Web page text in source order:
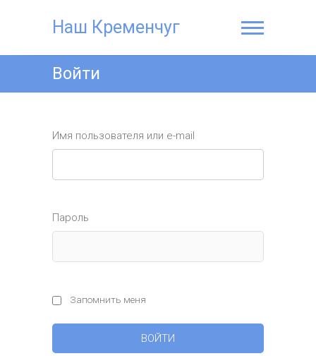
Наш Кременчуг
Войти
Имя пользователя или e-mail
Пароль
Запомнить меня